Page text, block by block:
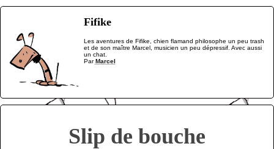
Fifike
Les aventures de Fifike, chien flamand philosophe un peu trash
et de son maître Marcel, musicien un peu dépressif. Avec aussi
un chat.
ParMarcel
Slip de bouche